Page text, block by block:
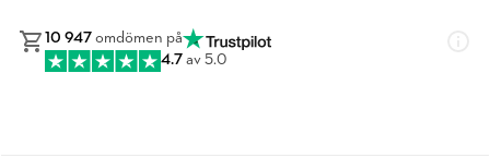
10 947 omdömen på
4.7 av 5.0